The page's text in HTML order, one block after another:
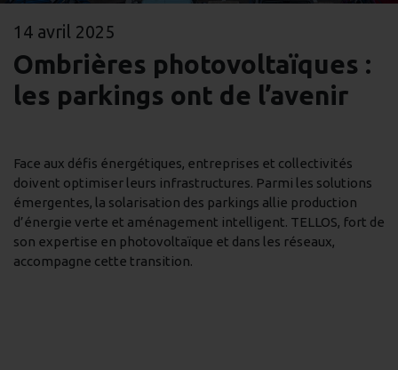
14 avril 2025
Ombrières photovoltaïques :
les parkings ont de l’avenir
Face aux défis énergétiques, entreprises et collectivités
doivent optimiser leurs infrastructures. Parmi les solutions
émergentes, la solarisation des parkings allie production
d’énergie verte et aménagement intelligent. TELLOS, fort de
son expertise en photovoltaïque et dans les réseaux,
accompagne cette transition.